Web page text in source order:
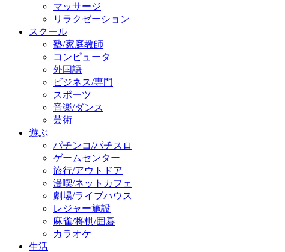
マッサージ
リラクゼーション
スクール
塾/家庭教師
コンピュータ
外国語
ビジネス/専門
スポーツ
音楽/ダンス
芸術
遊ぶ
パチンコ/パチスロ
ゲームセンター
旅行/アウトドア
漫喫/ネットカフェ
劇場/ライブハウス
レジャー施設
麻雀/将棋/囲碁
カラオケ
生活